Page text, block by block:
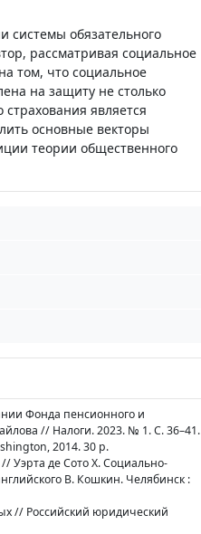
системы обязательного
рассматривая социальное
том, что социальное
на защиту не столько
является
основные векторы
теории общественного
Фонда пенсионного и
// Налоги. 2023. № 1. С. 36–41.
2014. 30 p.
Уэрта де Сото Х. Социально-
В. Кошкин. Челябинск :
// Российский юридический